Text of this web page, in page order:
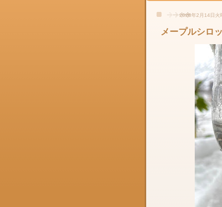
2023年2月14日火
メープルシロ